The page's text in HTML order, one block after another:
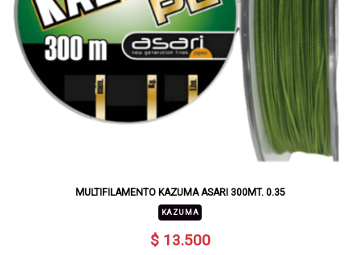
MULTIFILAMENTO KAZUMA ASARI 300MT. 0.35
KAZUMA
$ 13.500